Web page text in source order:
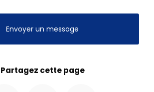
Envoyer un message
Partagez cette page